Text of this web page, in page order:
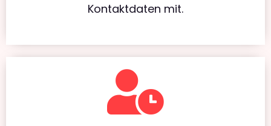
Kontaktdaten mit.